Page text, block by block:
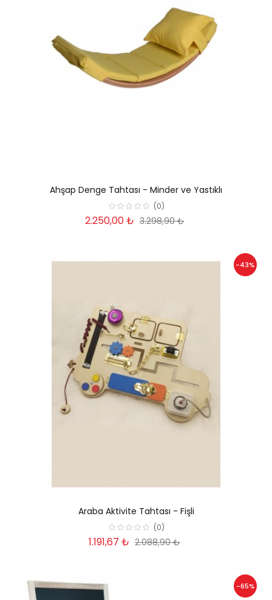
Ahşap Denge Tahtası - Minder ve Yastıklı
(0)
2.250,00 ₺ 3.298,90 ₺
-43%
Araba Aktivite Tahtası - Fişli
(0)
1.191,67 ₺ 2.088,90 ₺
-65%